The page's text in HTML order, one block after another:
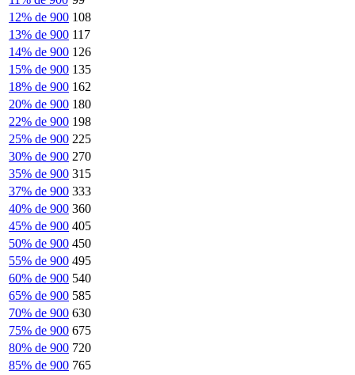
12% de 900 108
13% de 900 117
14% de 900 126
15% de 900 135
18% de 900 162
20% de 900 180
22% de 900 198
25% de 900 225
30% de 900 270
35% de 900 315
37% de 900 333
40% de 900 360
45% de 900 405
50% de 900 450
55% de 900 495
60% de 900 540
65% de 900 585
70% de 900 630
75% de 900 675
80% de 900 720
85% de 900 765